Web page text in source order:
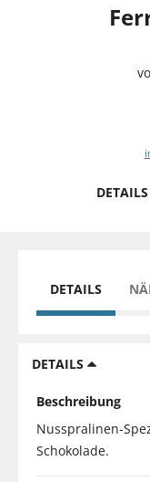
DETAILS
DETAILS
Beschreibung
Nusspralinen-
Schokolade.